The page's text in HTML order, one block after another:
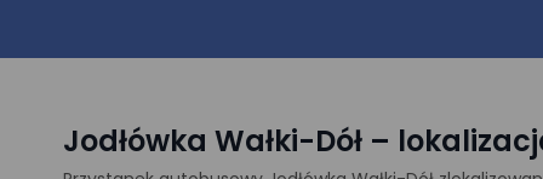
Jodłówka Wałki-Dół –